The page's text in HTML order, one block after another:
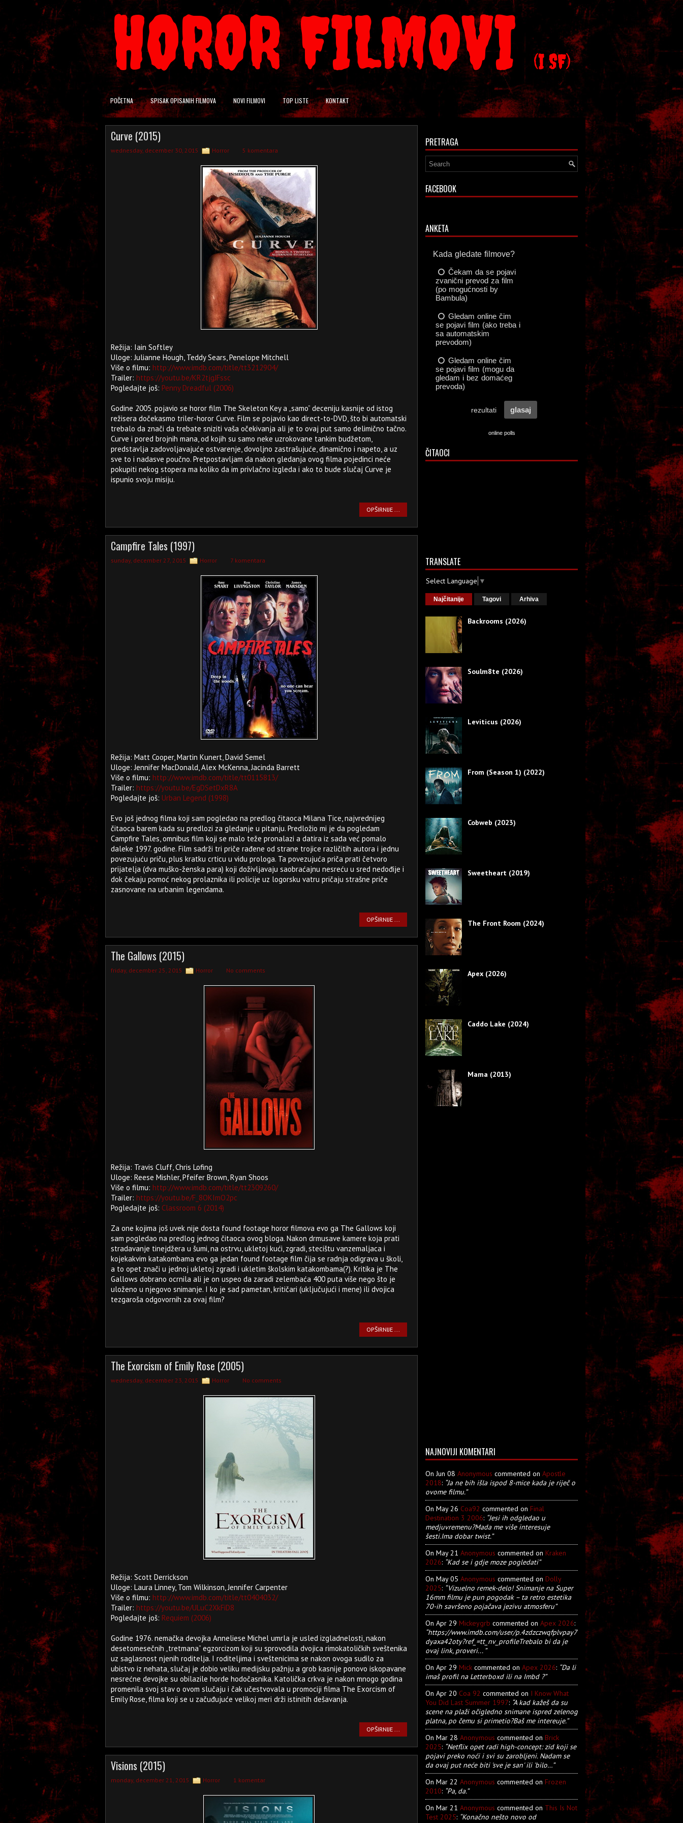
HOROR FILMOVI(I SF)
POČETNA SPISAK OPISANIH FILMOVA NOVI FILMOVI TOP LISTE KONTAKT
Curve (2015)
wednesday, december 30, 2015 Horror 5 komentara
Režija: Iain Softley
Uloge: Julianne Hough, Teddy Sears, Penelope Mitchell
Više o filmu: http://www.imdb.com/title/tt3212904/
Trailer: https://youtu.be/KR2tjgJFssc
Pogledajte još: Penny Dreadful (2006)
Godine 2005. pojavio se horor film The Skeleton Key a „samo” deceniju kasnije od istog
režisera dočekasmo triler-horor Curve. Film se pojavio kao direct-to-DVD, što bi automatski
trebalo da znači da trebate sniziti vaša očekivanja ali je to ovaj put samo delimično tačno.
Curve i pored brojnih mana, od kojih su samo neke uzrokovane tankim budžetom,
predstavlja zadovoljavajuće ostvarenje, dovoljno zastrašujuće, dinamično i napeto, a uz
sve to i nadasve poučno. Pretpostavljam da nakon gledanja ovog filma pojedinci neće
pokupiti nekog stopera ma koliko da im privlačno izgleda i ako to bude slučaj Curve je
ispunio svoju misiju.
OPŠIRNIJE ...
Campfire Tales (1997)
sunday, december 27, 2015 Horror 7 komentara
Režija: Matt Cooper, Martin Kunert, David Semel
Uloge: Jennifer MacDonald, Alex McKenna, Jacinda Barrett
Više o filmu: http://www.imdb.com/title/tt0115813/
Trailer: https://youtu.be/EgDSetDxR8A
Pogledajte još: Urban Legend (1998)
Evo još jednog filma koji sam pogledao na predlog čitaoca Milana Tice, najvrednijeg
čitaoca barem kada su predlozi za gledanje u pitanju. Predložio mi je da pogledam
Campfire Tales, omnibus film koji se malo teže pronalazi a datira iz sada već pomalo
daleke 1997. godine. Film sadrži tri priče rađene od strane trojice različitih autora i jednu
povezujuću priču, plus kratku crticu u vidu prologa. Ta povezujuća priča prati četvoro
prijatelja (dva muško-ženska para) koji doživljavaju saobraćajnu nesreću u sred nedođije i
dok čekaju pomoć nekog prolaznika ili policije uz logorsku vatru pričaju strašne priče
zasnovane na urbanim legendama.
OPŠIRNIJE ...
The Gallows (2015)
friday, december 25, 2015 Horror No comments
Režija: Travis Cluff, Chris Lofing
Uloge: Reese Mishler, Pfeifer Brown, Ryan Shoos
Više o filmu: http://www.imdb.com/title/tt2309260/
Trailer: https://youtu.be/F_8OKImO2pc
Pogledajte još: Classroom 6 (2014)
Za one kojima još uvek nije dosta found footage horor filmova evo ga The Gallows koji
sam pogledao na predlog jednog čitaoca ovog bloga. Nakon drmusave kamere koja prati
stradavanje tinejdžera u šumi, na ostrvu, ukletoj kući, zgradi, stecištu vanzemaljaca i
kojekakvim katakombama evo ga jedan found footage film čija se radnja odigrava u školi,
a to opet znači u jednoj ukletoj zgradi i ukletim školskim katakombama(?). Kritika je The
Gallows dobrano ocrnila ali je on uspeo da zaradi zelembaća 400 puta više nego što je
uloženo u njegovo snimanje. I ko je sad pametan, kritičari (uključujući i mene) ili dvojica
tezgaroša odgovornih za ovaj film?
OPŠIRNIJE ...
The Exorcism of Emily Rose (2005)
wednesday, december 23, 2015 Horror No comments
Režija: Scott Derrickson
Uloge: Laura Linney, Tom Wilkinson, Jennifer Carpenter
Više o filmu: http://www.imdb.com/title/tt0404032/
Trailer: https://youtu.be/ULuC2XkFiD8
Pogledajte još: Requiem (2006)
Godine 1976. nemačka devojka Anneliese Michel umrla je usled izgladnelosti, nakon
desetomesečnih „tretmana” egzorcizom koji su sprovodila dvojica rimokatoličkih sveštenika
uz saglasnost njenih roditelja. I roditeljima i sveštenicima se nakon ovoga sudilo za
ubistvo iz nehata, slučaj je dobio veliku medijsku pažnju a grob kasnije ponovo iskopavane
nesrećne devojke su obilazile horde hodočasnika. Katolička crkva je nakon mnogo godina
promenila svoj stav o ovom slučaju i čak učestvovala u promociji filma The Exorcism of
Emily Rose, filma koji se u začuđujuće velikoj meri drži istinitih dešavanja.
OPŠIRNIJE ...
Visions (2015)
monday, december 21, 2015 Horror 1 komentar
PRETRAGA
FACEBOOK
ANKETA
online polls
ČITAOCI
TRANSLATE
Select Language ▼
Najčitanije Tagovi Arhiva
Backrooms (2026)
Soulm8te (2026)
Leviticus (2026)
From (Season 1) (2022)
Cobweb (2023)
Sweetheart (2019)
The Front Room (2024)
Apex (2026)
Caddo Lake (2024)
Mama (2013)
NAJNOVIJI KOMENTARI
On Jun 08 Anonymous commented on Apostle
2018: “Ja ne bih išla ispod 8-mice kada je riječ o
ovome filmu.”
On May 26 Coa92 commented on Final
Destination 3 2006: “Jesi ih odgledao u
medjuvremenu?Mada me više interesuje
šesti.Ima dobar twist.”
On May 21 Anonymous commented on Kraken
2026: “Kad se i gdje moze pogledati”
On May 05 Anonymous commented on Dolly
2025: “Vizuelno remek-delo! Snimanje na Super
16mm filmu je pun pogodak – ta retro estetika
70-ih savršeno pojačava jezivu atmosferu”
On Apr 29 Mickeygrb commented on Apex 2026:
“https://www.imdb.com/user/p.4zdzczwqfplvpay7
dyaxa42oty?ref_=tt_nv_profileTrebalo bi da je
ovaj link, proveri... ”
On Apr 29 Mick commented on Apex 2026: “Da li
imaš profil na Letterboxd ili na Imbd ?”
On Apr 20 Coa 92 commented on I Know What
You Did Last Summer 1997: “A kad kažeš da su
scene na plaži očigledno snimane ispred zelenog
platna, po čemu si primetio?Baš me intereuje.”
On Mar 28 Anonymous commented on Brick
2025: “Netflix opet radi high-concept: zid koji se
pojavi preko noći i svi su zarobljeni. Nadam se
da ovaj put neće biti 'sve je san' ili 'bilo…”
On Mar 22 Anonymous commented on Frozen
2010: “Pa, da.”
On Mar 21 Anonymous commented on This Is Not
Test 2025: “Konačno nešto novo od